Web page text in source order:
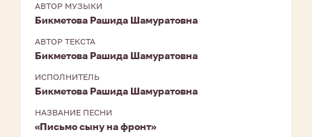
АВТОР МУЗЫКИ
Бикметова Рашида Шамуратовна
АВТОР ТЕКСТА
Бикметова Рашида Шамуратовна
ИСПОЛНИТЕЛЬ
Бикметова Рашида Шамуратовна
НАЗВАНИЕ ПЕСНИ
«Письмо сыну на фронт»